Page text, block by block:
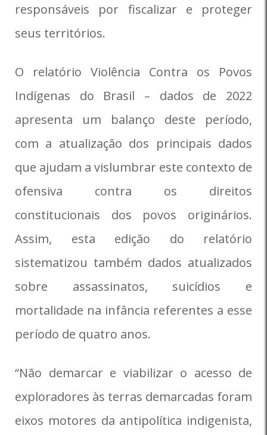
responsáveis por fiscalizar e proteger
seus territórios.
O relatório Violência Contra os Povos
Indígenas do Brasil – dados de 2022
apresenta um balanço deste período,
com a atualização dos principais dados
que ajudam a vislumbrar este contexto de
ofensiva contra os direitos
constitucionais dos povos originários.
Assim, esta edição do relatório
sistematizou também dados atualizados
sobre assassinatos, suicídios e
mortalidade na infância referentes a esse
período de quatro anos.
“Não demarcar e viabilizar o acesso de
exploradores às terras demarcadas foram
eixos motores da antipolítica indigenista,